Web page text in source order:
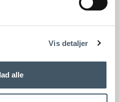
Vis detaljer
alle
PM
(We speak english)
(We speak english)